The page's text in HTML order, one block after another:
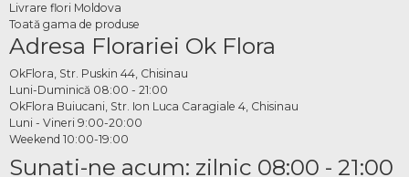
Livrare flori Moldova
Toată gama de produse
Adresa Florariei Ok Flora
OkFlora, Str. Puskin 44, Chisinau
Luni-Duminică 08:00 - 21:00
OkFlora Buiucani, Str. Ion Luca Caragiale 4, Chisinau
Luni - Vineri 9:00-20:00
Weekend 10:00-19:00
Sunaţi-ne acum: zilnic 08:00 - 21:00